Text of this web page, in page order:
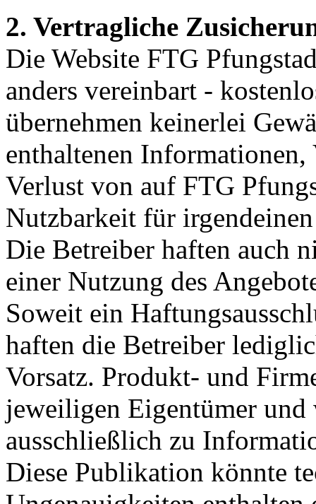
2. Vertragliche
Die Website FTG
anders vereinbart -
übernehmen keinerlei
enthaltenen
Verlust von auf FTG
Nutzbarkeit für
Die Betreiber haften auch
einer Nutzung des
Soweit ein
haften die Betreiber
Vorsatz. Produkt- und
jeweiligen Eigentümer und
ausschließlich zu
Diese Publikation könnte